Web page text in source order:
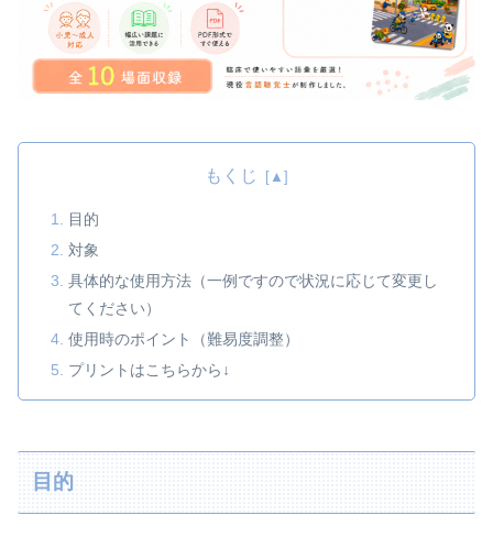
もくじ
目的
対象
具体的な使用方法（一例ですので状況に応じて変更し
てください）
使用時のポイント（難易度調整）
プリントはこちらから↓
目的